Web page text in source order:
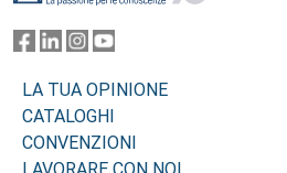
LA TUA OPINIONE
CATALOGHI
CONVENZIONI